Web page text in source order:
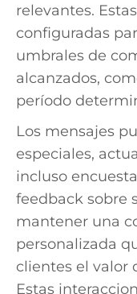
relevantes.
configuradas
umbrales de
alcanzados,
período
Los mensajes
especiales,
incluso
feedback sobre
mantener una
personalizada
clientes el valor
Estas